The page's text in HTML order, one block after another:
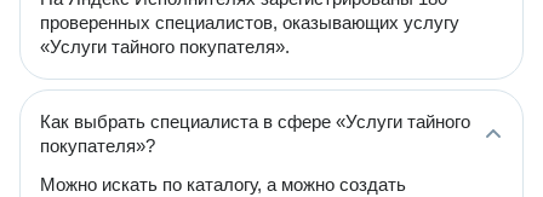
проверенных специалистов, оказывающих услугу
«Услуги тайного покупателя».
Как выбрать специалиста в сфере «Услуги тайного
покупателя»?
Можно искать по каталогу, а можно создать